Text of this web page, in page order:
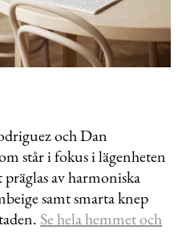
och Dan
står i fokus i lägenheten
av harmoniska
samt smarta knep
Se hela hemmet och